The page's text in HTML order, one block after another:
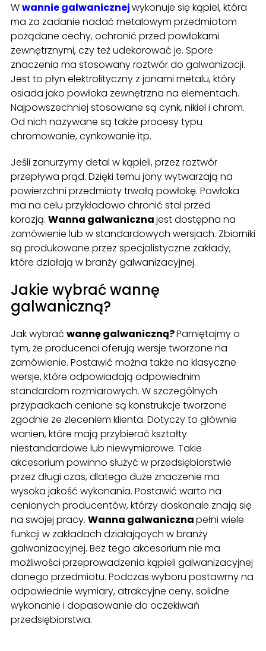
Wwannie galwanicznejwykonuje się kąpiel, która
ma za zadanie nadać metalowym przedmiotom
pożądane cechy, ochronić przed powłokami
zewnętrznymi, czy też udekorować je. Spore
znaczenia ma stosowany roztwór do galwanizacji.
Jest to płyn elektrolityczny z jonami metalu, który
osiada jako powłoka zewnętrzna na elementach.
Najpowszechniej stosowane są cynk, nikiel i chrom.
Od nich nazywane są także procesy typu
chromowanie, cynkowanie itp.
Jeśli zanurzymy detal w kąpieli, przez roztwór
przepływa prąd. Dzięki temu jony wytwarzają na
powierzchni przedmioty trwałą powłokę. Powłoka
ma na celu przykładowo chronić stal przed
korozją. Wanna galwanicznajest dostępna na
zamówienie lub w standardowych wersjach. Zbiorniki
są produkowane przez specjalistyczne zakłady,
które działają w branży galwanizacyjnej.
Jakie wybrać wannę
galwaniczną?
Jak wybrać wannę galwaniczną?Pamiętajmy o
tym, że producenci oferują wersje tworzone na
zamówienie. Postawić można także na klasyczne
wersje, które odpowiadają odpowiednim
standardom rozmiarowych. W szczególnych
przypadkach cenione są konstrukcje tworzone
zgodnie ze zleceniem klienta. Dotyczy to głównie
wanien, które mają przybierać kształty
niestandardowe lub niewymiarowe. Takie
akcesorium powinno służyć w przedsiębiorstwie
przez długi czas, dlatego duże znaczenie ma
wysoka jakość wykonania. Postawić warto na
cenionych producentów, którzy doskonale znają się
na swojej pracy. Wanna galwanicznapełni wiele
funkcji w zakładach działających w branży
galwanizacyjnej. Bez tego akcesorium nie ma
możliwości przeprowadzenia kąpieli galwanizacyjnej
danego przedmiotu. Podczas wyboru postawmy na
odpowiednie wymiary, atrakcyjne ceny, solidne
wykonanie i dopasowanie do oczekiwań
przedsiębiorstwa.